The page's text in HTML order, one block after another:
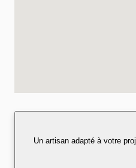
Un artisan adapté à votre